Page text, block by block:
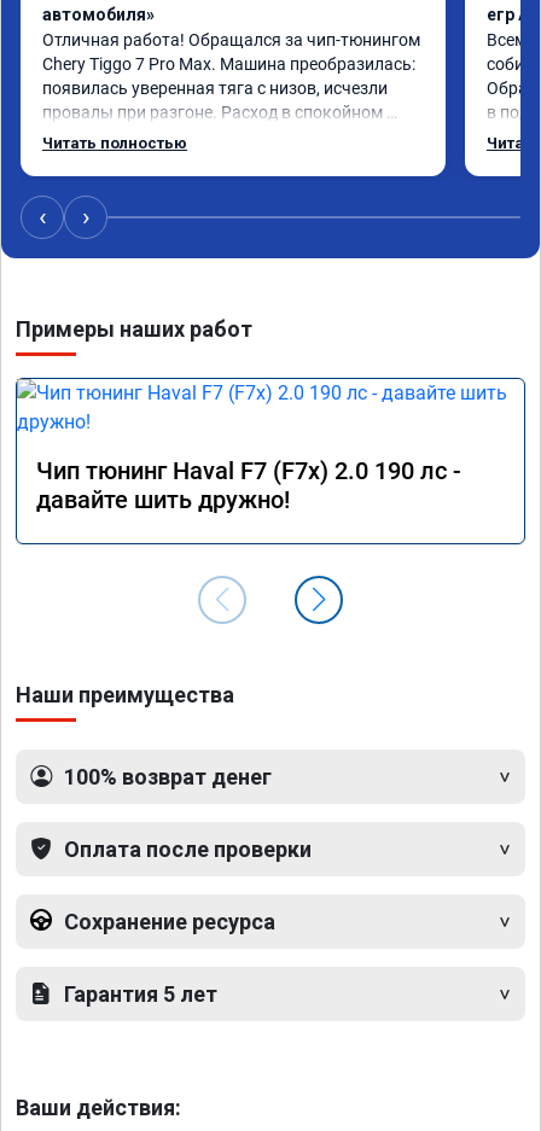
автомобиля»
Отличная работа! Обращался за чип-тюнингом
Chery Tiggo 7 Pro Max. Машина преобразилась:
появилась уверенная тяга с низов, исчезли
провалы при разгоне. Расход в спокойном
режиме даже немного снизился. Все сделали
Читать полностью
егр
Всем
в
‹ ›
Примеры наших работ
Чип тюнинг Haval F7 (F7x) 2.0 190 лс -
давайте шить дружно!
Наши преимущества
100% возврат денег
Оплата после проверки
Сохранение ресурса
Гарантия 5 лет
Ваши действия: